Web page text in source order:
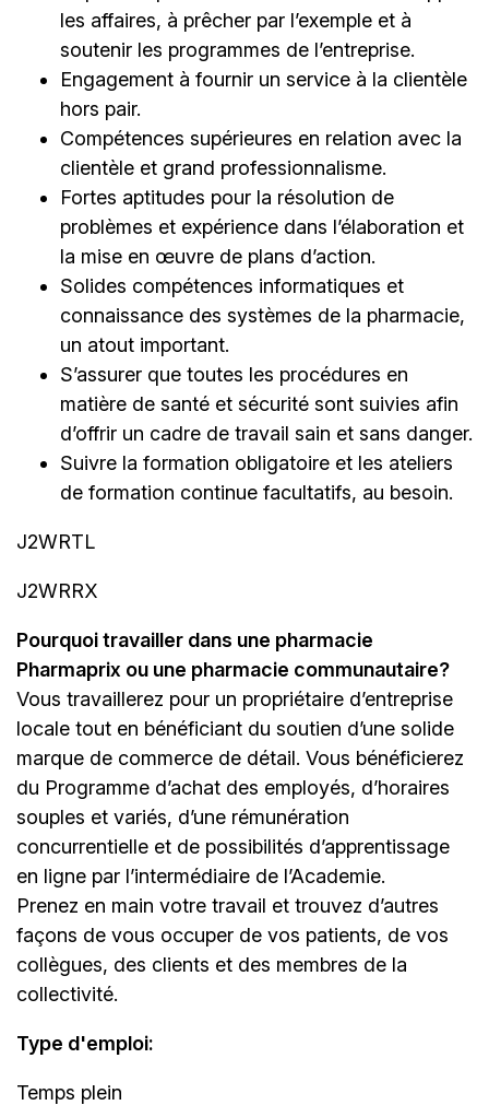
les affaires, à prêcher par l’exemple et à
soutenir les programmes de l’entreprise.
Engagement à fournir un service à la clientèle
hors pair.
Compétences supérieures en relation avec la
clientèle et grand professionnalisme.
Fortes aptitudes pour la résolution de
problèmes et expérience dans l’élaboration et
la mise en œuvre de plans d’action.
Solides compétences informatiques et
connaissance des systèmes de la pharmacie,
un atout important.
S’assurer que toutes les procédures en
matière de santé et sécurité sont suivies afin
d’offrir un cadre de travail sain et sans danger.
Suivre la formation obligatoire et les ateliers
de formation continue facultatifs, au besoin.
J2WRTL
J2WRRX
Pourquoi travailler dans une pharmacie
Pharmaprix ou une pharmacie communautaire?
Vous travaillerez pour un propriétaire d’entreprise
locale tout en bénéficiant du soutien d’une solide
marque de commerce de détail. Vous bénéficierez
du Programme d’achat des employés, d’horaires
souples et variés, d’une rémunération
concurrentielle et de possibilités d’apprentissage
en ligne par l’intermédiaire de l’Academie.
Prenez en main votre travail et trouvez d’autres
façons de vous occuper de vos patients, de vos
collègues, des clients et des membres de la
collectivité.
Type d'emploi:
Temps plein